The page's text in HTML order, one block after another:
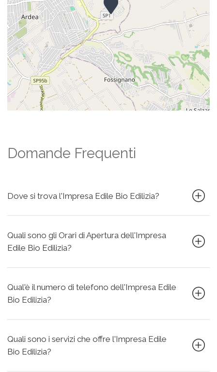
Domande Frequenti
Dove si trova l'Impresa Edile Bio Edilizia?
Quali sono gli Orari di Apertura dell'Impresa
Edile Bio Edilizia?
Qual'è il numero di telefono dell'Impresa Edile
Bio Edilizia?
Quali sono i servizi che offre l'Impresa Edile
Bio Edilizia?